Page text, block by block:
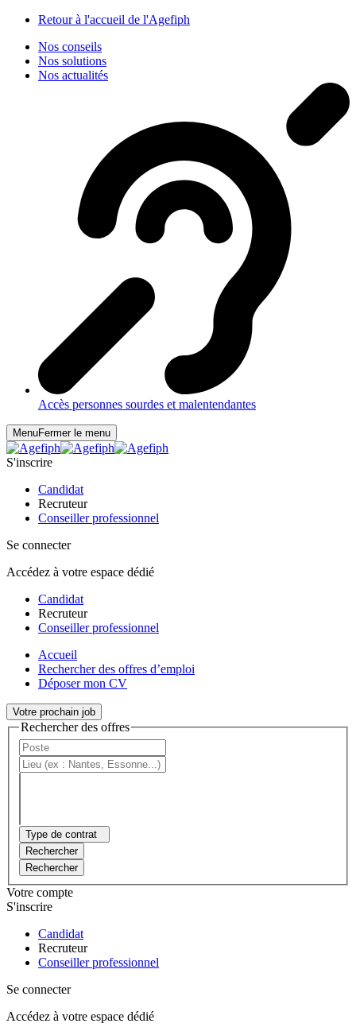
Retour à l'accueil de l'Agefiph
Nos conseils
Nos solutions
Nos actualités
Accès personnes sourdes et malentendantes
MenuFermer le menu
S'inscrire
Candidat
Recruteur
Conseiller professionnel
Se connecter
Accédez à votre espace dédié
Candidat
Recruteur
Conseiller professionnel
Accueil
Rechercher des offres d’emploi
Déposer mon CV
Votre prochain job
Rechercher des offres
Type de contrat
Rechercher
Rechercher
Votre compte
S'inscrire
Candidat
Recruteur
Conseiller professionnel
Se connecter
Accédez à votre espace dédié